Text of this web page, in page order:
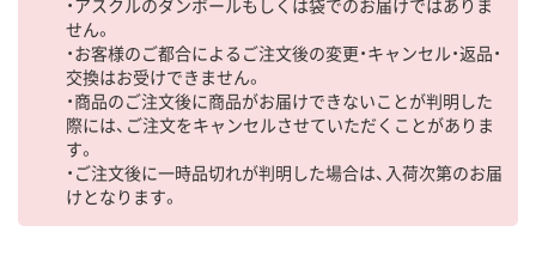
せん。
・お客様のご都合によるご注文後の変更・キャンセル・返品・
交換はお受けできません。
・商品のご注文後に商品がお届けできないことが判明した
際には、ご注文をキャンセルさせていただくことがありま
す。
・ご注文後に一時品切れが判明した場合は、入荷次第のお届
けとなります。